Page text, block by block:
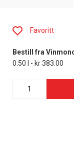
Favoritt
Bestill fra
0.50 l - kr 383.00